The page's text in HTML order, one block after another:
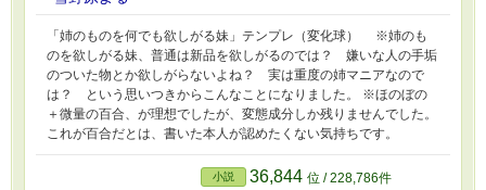
「姉のものを何でも欲しがる妹」テンプレ（変化球） ※姉のも
のを欲しがる妹、普通は新品を欲しがるのでは？ 嫌いな人の手垢
のついた物とか欲しがらないよね？ 実は重度の姉マニアなので
は？ という思いつきからこんなことになりました。 ※ほのぼの
＋微量の百合、が理想でしたが、変態成分しか残りませんでした。
これが百合だとは、書いた本人が認めたくない気持ちです。
小説 36,844 位 / 228,786件